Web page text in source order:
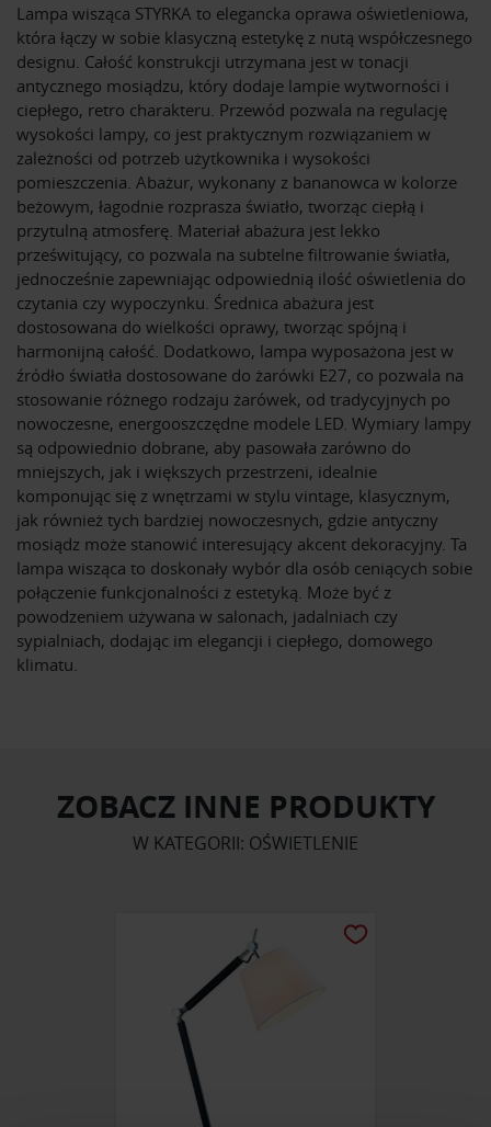
Lampa wisząca STYRKA to elegancka oprawa oświetleniowa,
która łączy w sobie klasyczną estetykę z nutą współczesnego
designu. Całość konstrukcji utrzymana jest w tonacji
antycznego mosiądzu, który dodaje lampie wytworności i
ciepłego, retro charakteru. Przewód pozwala na regulację
wysokości lampy, co jest praktycznym rozwiązaniem w
zależności od potrzeb użytkownika i wysokości
pomieszczenia. Abażur, wykonany z bananowca w kolorze
beżowym, łagodnie rozprasza światło, tworząc ciepłą i
przytulną atmosferę. Materiał abażura jest lekko
prześwitujący, co pozwala na subtelne filtrowanie światła,
jednocześnie zapewniając odpowiednią ilość oświetlenia do
czytania czy wypoczynku. Średnica abażura jest
dostosowana do wielkości oprawy, tworząc spójną i
harmonijną całość. Dodatkowo, lampa wyposażona jest w
źródło światła dostosowane do żarówki E27, co pozwala na
stosowanie różnego rodzaju żarówek, od tradycyjnych po
nowoczesne, energooszczędne modele LED. Wymiary lampy
są odpowiednio dobrane, aby pasowała zarówno do
mniejszych, jak i większych przestrzeni, idealnie
komponując się z wnętrzami w stylu vintage, klasycznym,
jak również tych bardziej nowoczesnych, gdzie antyczny
mosiądz może stanowić interesujący akcent dekoracyjny. Ta
lampa wisząca to doskonały wybór dla osób ceniących sobie
połączenie funkcjonalności z estetyką. Może być z
powodzeniem używana w salonach, jadalniach czy
sypialniach, dodając im elegancji i ciepłego, domowego
klimatu.
ZOBACZ INNE PRODUKTY
W KATEGORII: OŚWIETLENIE